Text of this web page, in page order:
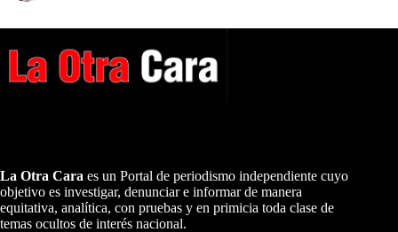
La Otra Cara es un Portal de periodismo independiente cuyo
objetivo es investigar, denunciar e informar de manera
equitativa, analítica, con pruebas y en primicia toda clase de
temas ocultos de interés nacional.